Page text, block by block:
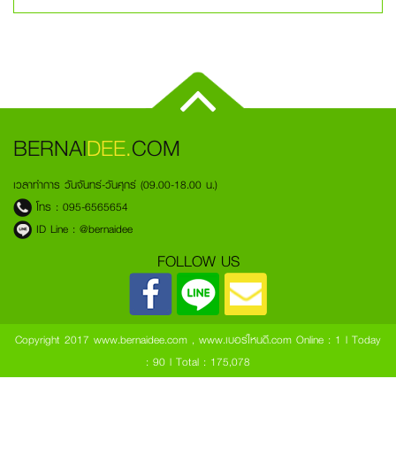
BERNAIDEE.COM
เวลาทำการ วันจันทร์-วันศุกร์ (09.00-18.00 น.)
โทร : 095-6565654
ID Line : @bernaidee
FOLLOW US
Copyright 2017 www.bernaidee.com , www.เบอร์ไหนดี.com Online : 1 l Today
: 90 l Total : 175,078